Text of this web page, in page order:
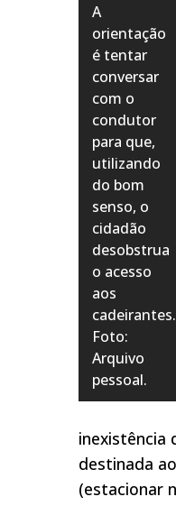
A
orientação
é tentar
conversar
com o
condutor
para que,
utilizando
do bom
senso, o
cidadão
desobstrua
o acesso
aos
cadeirantes.
Foto:
Arquivo
pessoal.
inexistência
destinada
(estacionar